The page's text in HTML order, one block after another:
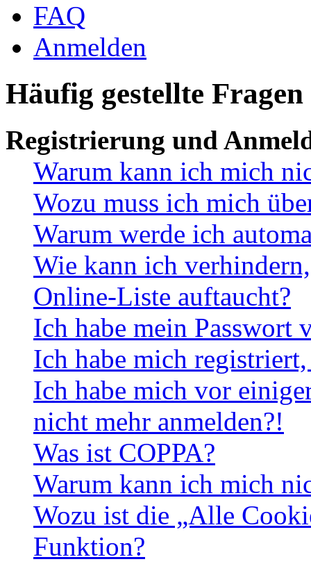
FAQ
Anmelden
Häufig gestellte Fragen
Registrierung und
Warum kann ich mich
Wozu muss ich mich
Warum werde ich
Wie kann ich
Online-Liste auftaucht?
Ich habe mein Passwort
Ich habe mich
Ich habe mich vor
nicht mehr anmelden?!
Was ist COPPA?
Warum kann ich mich
Wozu ist die „Alle
Funktion?